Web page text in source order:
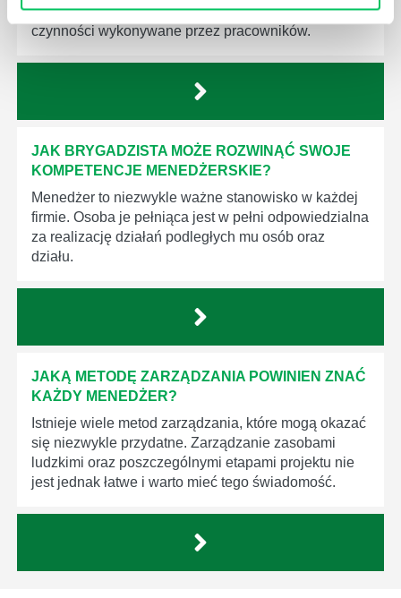
niezbędna jest osoba nadzorująca wszystkie
czynności wykonywane przez pracowników.
JAK BRYGADZISTA MOŻE ROZWINĄĆ SWOJE
KOMPETENCJE MENEDŻERSKIE?
Menedżer to niezwykle ważne stanowisko w każdej
firmie. Osoba je pełniąca jest w pełni odpowiedzialna
za realizację działań podległych mu osób oraz
działu.
JAKĄ METODĘ ZARZĄDZANIA POWINIEN ZNAĆ
KAŻDY MENEDŻER?
Istnieje wiele metod zarządzania, które mogą okazać
się niezwykle przydatne. Zarządzanie zasobami
ludzkimi oraz poszczególnymi etapami projektu nie
jest jednak łatwe i warto mieć tego świadomość.